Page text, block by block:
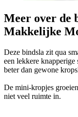
Meer over de
Makkelijke
Deze bindsla zit qua
een lekkere
beter dan gewone
De mini-kropjes
niet veel ruimte in.